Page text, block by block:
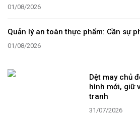
01/08/2026
Quản lý an toàn thực phẩm: Cần sự
01/08/2026
Dệt may chủ
hình mới, giữ
tranh
31/07/2026